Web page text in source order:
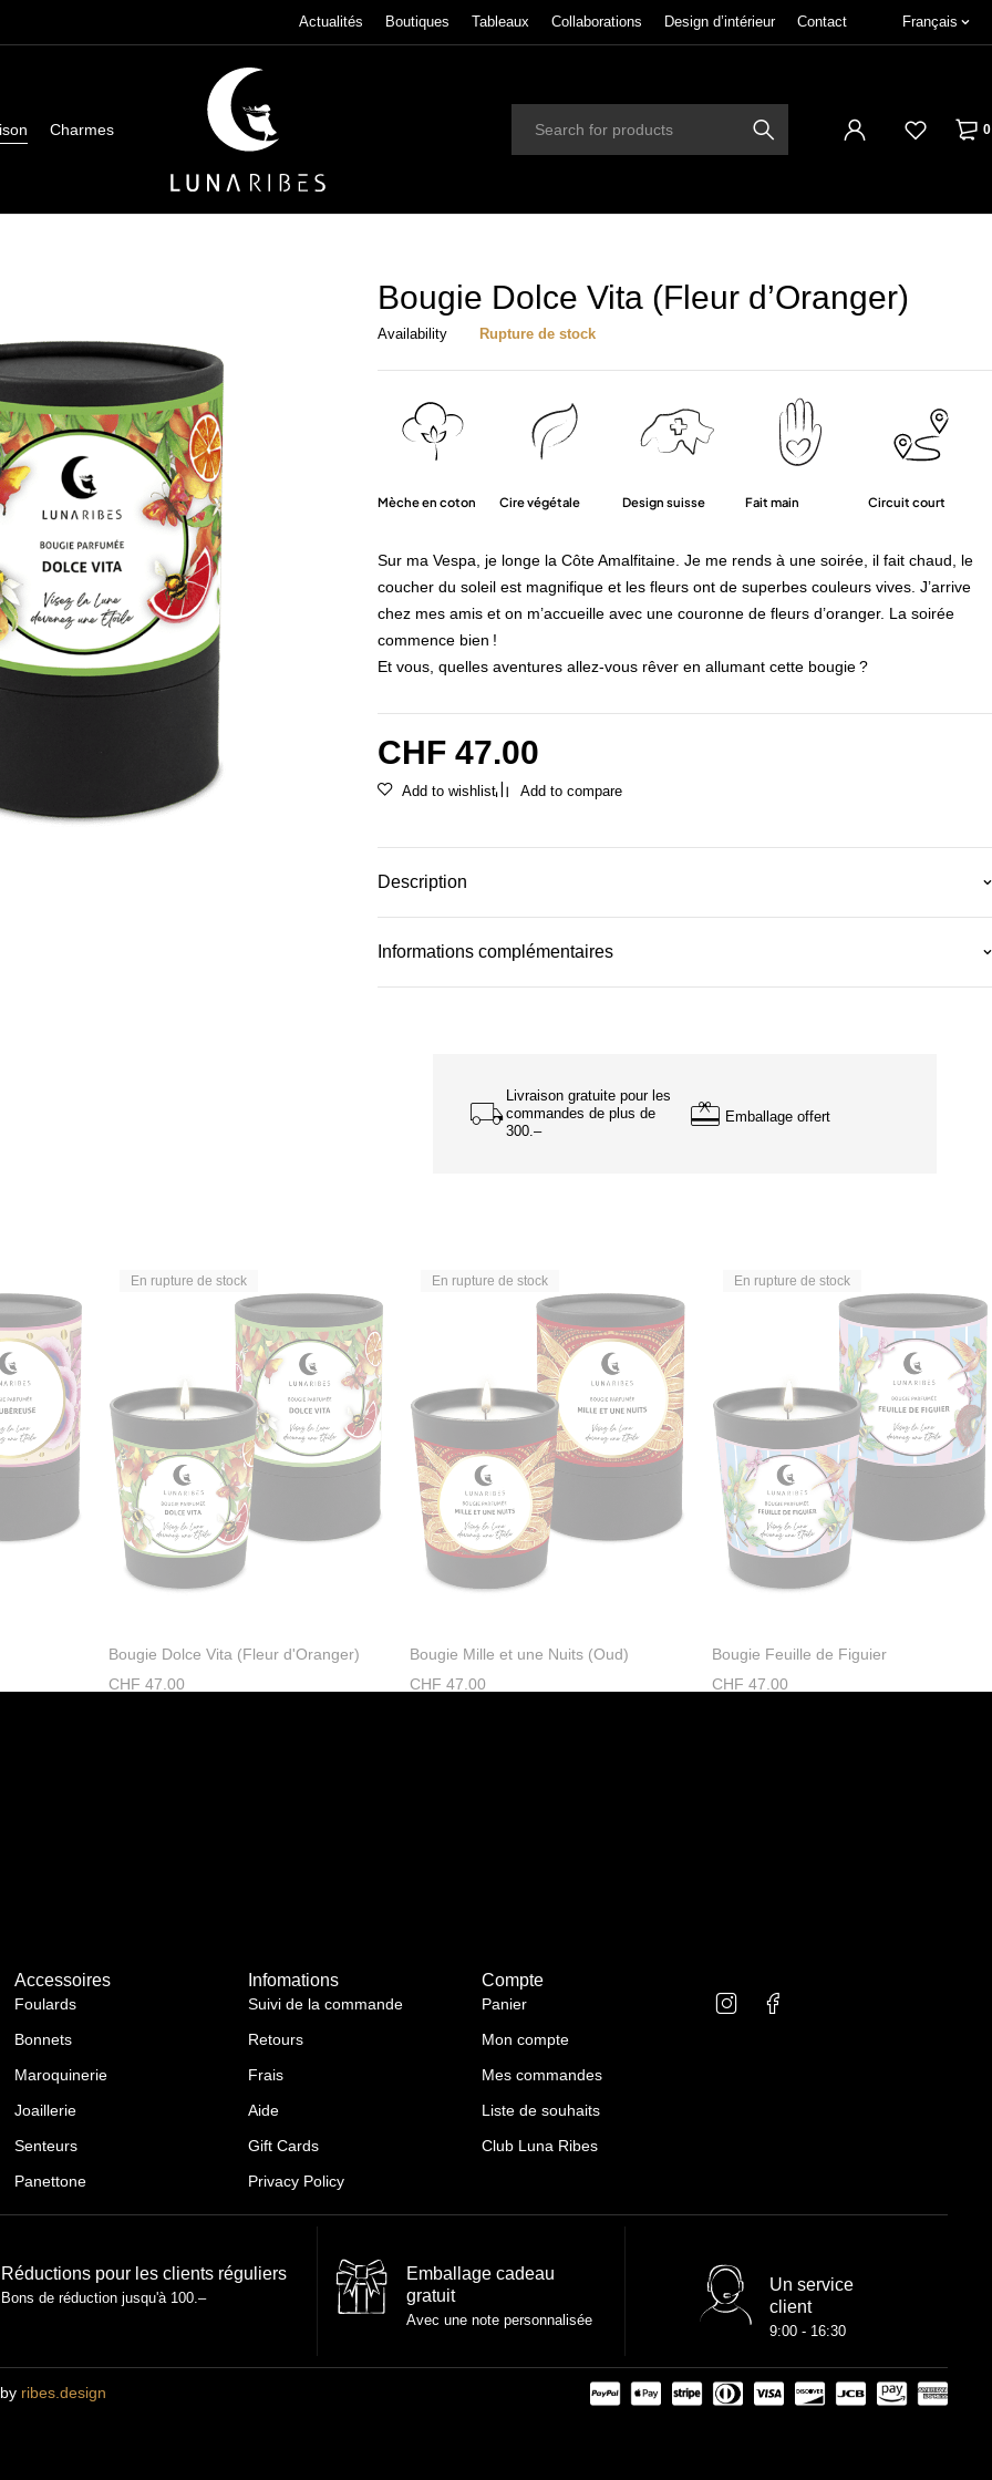
Actualités Boutiques Tableaux Collaborations Design d’intérieur Contact Français
Charmes 0
Bougie Dolce Vita (Fleur d’Oranger)
Availability Rupture de stock
Mèche en coton Cire végétale Design suisse Fait main Circuit court
Sur ma Vespa, je longe la Côte Amalfitaine. Je me rends à une soirée, il fait chaud, le
coucher du soleil est magnifique et les fleurs ont de superbes couleurs vives. J’arrive
chez mes amis et on m’accueille avec une couronne de fleurs d’oranger. La soirée
commence bien !
Et vous, quelles aventures allez-vous rêver en allumant cette bougie ?
CHF 47.00
Description
Informations complémentaires
Livraison gratuite pour les
commandes de plus de
300.–
Emballage offert
En rupture de stock
Bougie Dolce Vita (Fleur d'Oranger)
CHF 47.00
En rupture de stock
Bougie Mille et une Nuits (Oud)
CHF 47.00
En rupture de stock
Bougie Feuille de Figuier
CHF 47.00
Accessoires
Foulards
Bonnets
Maroquinerie
Joaillerie
Senteurs
Panettone
Infomations
Suivi de la commande
Retours
Frais
Aide
Gift Cards
Privacy Policy
Compte
Panier
Mon compte
Mes commandes
Liste de souhaits
Club Luna Ribes
Réductions pour les clients réguliers
Bons de réduction jusqu'à 100.–
Emballage cadeau
gratuit
Avec une note personnalisée
Un service
client
9:00 - 16:30
ribes.design